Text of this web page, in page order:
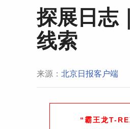
探展日志
线索
来源： 北京日报客户端
“霸王龙T-